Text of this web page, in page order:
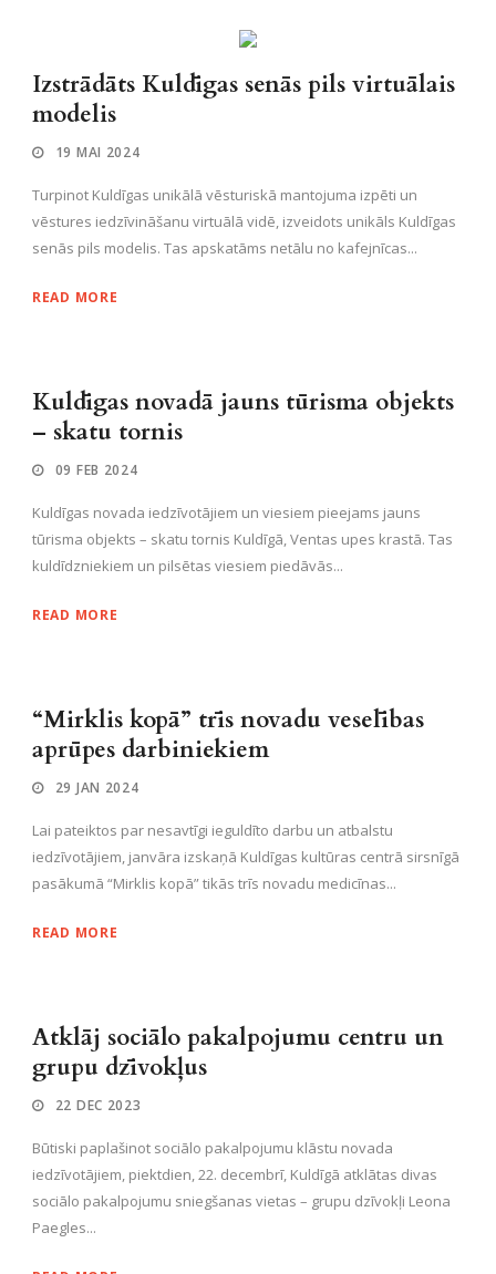
Izstrādāts Kuldīgas senās pils virtuālais
modelis
19 MAI 2024
Turpinot Kuldīgas unikālā vēsturiskā mantojuma izpēti un
vēstures iedzīvināšanu virtuālā vidē, izveidots unikāls Kuldīgas
senās pils modelis. Tas apskatāms netālu no kafejnīcas...
READ MORE
Kuldīgas novadā jauns tūrisma objekts
– skatu tornis
09 FEB 2024
Kuldīgas novada iedzīvotājiem un viesiem pieejams jauns
tūrisma objekts – skatu tornis Kuldīgā, Ventas upes krastā. Tas
kuldīdzniekiem un pilsētas viesiem piedāvās...
READ MORE
“Mirklis kopā” trīs novadu veselības
aprūpes darbiniekiem
29 JAN 2024
Lai pateiktos par nesavtīgi ieguldīto darbu un atbalstu
iedzīvotājiem, janvāra izskaņā Kuldīgas kultūras centrā sirsnīgā
pasākumā “Mirklis kopā” tikās trīs novadu medicīnas...
READ MORE
Atklāj sociālo pakalpojumu centru un
grupu dzīvokļus
22 DEC 2023
Būtiski paplašinot sociālo pakalpojumu klāstu novada
iedzīvotājiem, piektdien, 22. decembrī, Kuldīgā atklātas divas
sociālo pakalpojumu sniegšanas vietas – grupu dzīvokļi Leona
Paegles...